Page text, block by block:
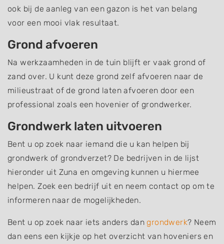
ook bij de aanleg van een gazon is het van belang
voor een mooi vlak resultaat.
Grond afvoeren
Na werkzaamheden in de tuin blijft er vaak grond of
zand over. U kunt deze grond zelf afvoeren naar de
milieustraat of de grond laten afvoeren door een
professional zoals een hovenier of grondwerker.
Grondwerk laten uitvoeren
Bent u op zoek naar iemand die u kan helpen bij
grondwerk of grondverzet? De bedrijven in de lijst
hieronder uit Zuna en omgeving kunnen u hiermee
helpen. Zoek een bedrijf uit en neem contact op om te
informeren naar de mogelijkheden.
Bent u op zoek naar iets anders dangrondwerk? Neem
dan eens een kijkje op het overzicht van hoveniers en